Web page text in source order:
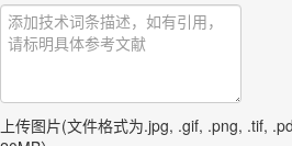
上传图片(文件格式为.jpg, .gif, .png, .tif,